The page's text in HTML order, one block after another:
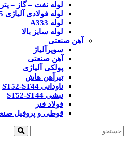
لوله نفت – گاز –
لوله فولادی آلیاژی A333 – A335
لوله A333
لوله سایز بالا
آهن صنعتی
سوپرآلیاژ
آهن صنعتی
پولکی آلیاژی
تیرآهن هاش
ناودانی ST52-ST44
نبشی ST52-ST44
فولاد فنر
قوطی و پروفیل